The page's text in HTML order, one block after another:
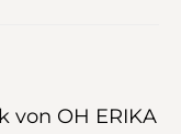
von OH ERIKA